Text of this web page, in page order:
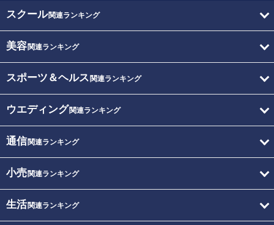
スクール関連ランキング
美容関連ランキング
スポーツ＆ヘルス 関連ランキング
ウエディング関連ランキング
通信関連ランキング
小売関連ランキング
生活関連ランキング